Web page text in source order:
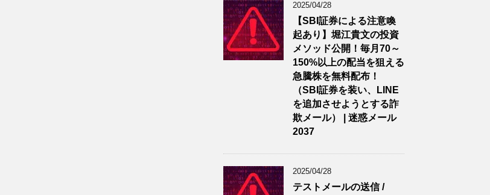
2025/04/28
【SBI証券による注意喚
起あり】堀江貴文の投資
メソッド公開！毎月70～
150%以上の配当を狙える
急騰株を無料配布！
（SBI証券を装い、LINE
を追加させようとする詐
欺メール） | 迷惑メール
2037
2025/04/28
テストメールの送信 /